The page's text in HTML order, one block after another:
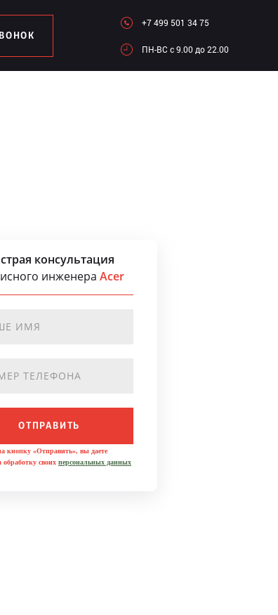
+7 499 501 34 75
ПН-ВC c 9.00 до 22.00
консультация
инженера Acer
ОТПРАВИТЬ
кнопку «Отправить», вы даете
обработку своих персональных данных